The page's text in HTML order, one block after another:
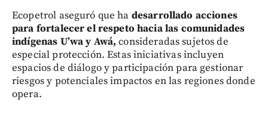
Ecopetrol aseguró que ha desarrollado acciones
para fortalecer el respeto hacia las comunidades
indígenas U’wa y Awá,consideradas sujetos de
especial protección. Estas iniciativas incluyen
espacios de diálogo y participación para gestionar
riesgos y potenciales impactos en las regiones donde
opera.